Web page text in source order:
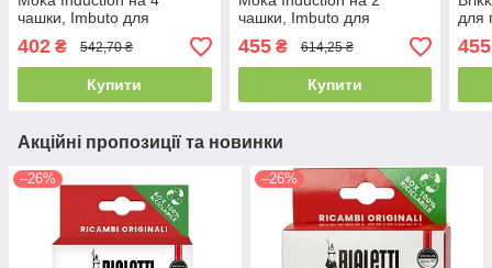
чашки, Imbuto для
гейзерної кавоварки
402 ₴ 542,70 ₴
Купити
чашки, Imbuto для
гейзерної кавоварки
455₴ 614,25 ₴
Купити
для
455
Акційні пропозиції та новинки
–26% –26%